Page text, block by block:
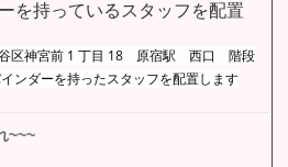
を持っているスタッフを配置
谷区神宮前 1 丁目 18 原宿駅 西口 階段
ンダーを持ったスタッフを配置します
~~~